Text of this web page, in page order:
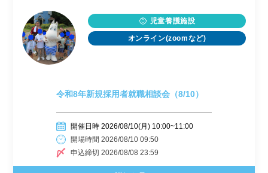
児童養護施設
オンライン(zoomなど)
令和8年新規採用者就職相談会（8/10）
開催日時 2026/08/10(月) 10:00~11:00
開場時間 2026/08/10 09:50
申込締切 2026/08/08 23:59